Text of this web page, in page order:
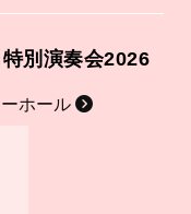
別演奏会2026
ホール